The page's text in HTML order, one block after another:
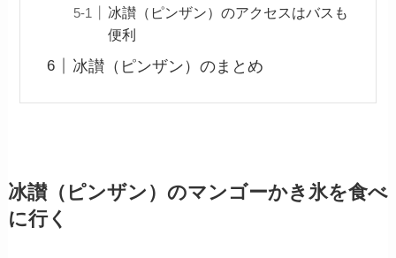
冰讃（ピンザン）のアクセスはバスも
便利
冰讃（ピンザン）のまとめ
冰讃（ピンザン）のマンゴーかき氷を食べ
に行く